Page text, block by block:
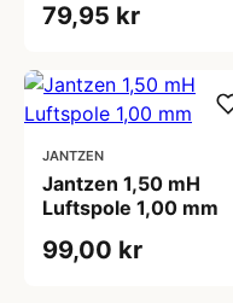
79,95 kr
JANTZEN
Jantzen 1,50 mH
Luftspole 1,00 mm
99,00 kr